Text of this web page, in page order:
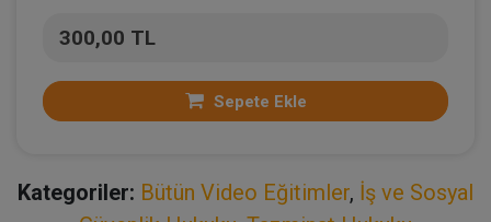
300,00 TL
Sepete Ekle
Kategoriler: Bütün Video Eğitimler, İş ve Sosyal